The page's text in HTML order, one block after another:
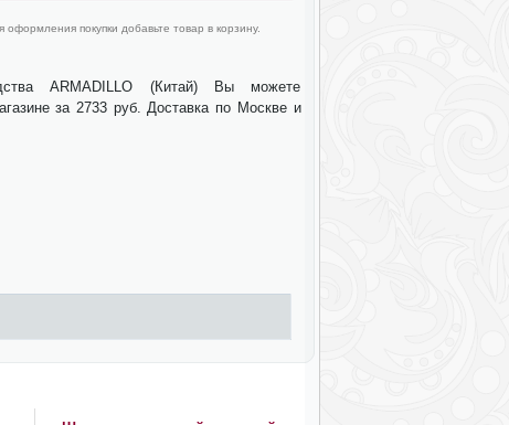
оформления покупки добавьте товар в корзину.
ARMADILLO (Китай) Вы можете
за 2733 руб. Доставка по Москве и